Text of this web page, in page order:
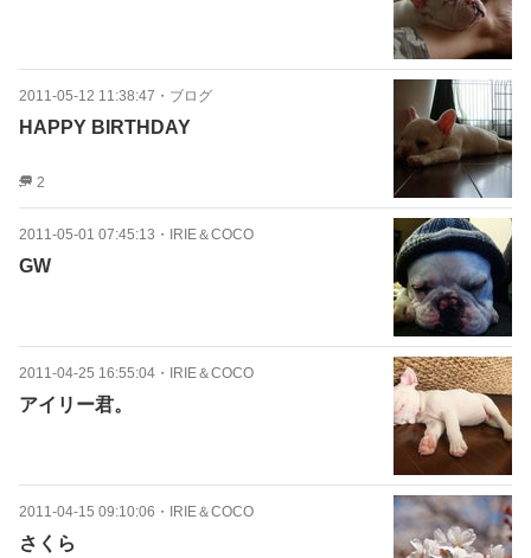
2011-05-12 11:38:47 ・ ブログ
HAPPY BIRTHDAY
2
2011-05-01 07:45:13 ・ IRIE＆COCO
GW
2011-04-25 16:55:04 ・ IRIE＆COCO
アイリー君。
2011-04-15 09:10:06 ・ IRIE＆COCO
さくら